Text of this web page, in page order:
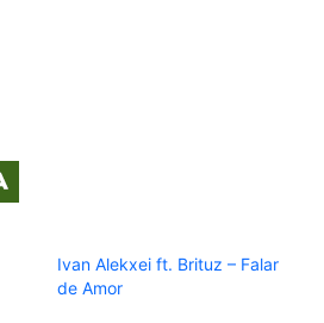
Ivan Alekxei ft. Brituz – Falar
de Amor